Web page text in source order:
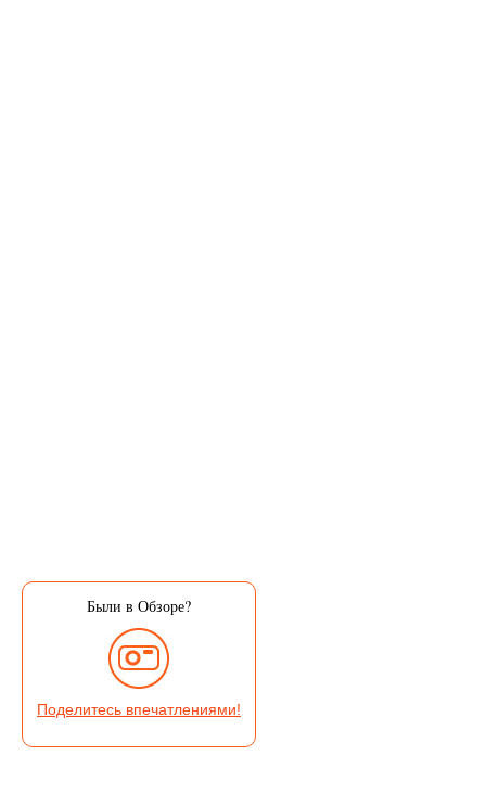
Были в Обзоре?
Поделитесь впечатлениями!